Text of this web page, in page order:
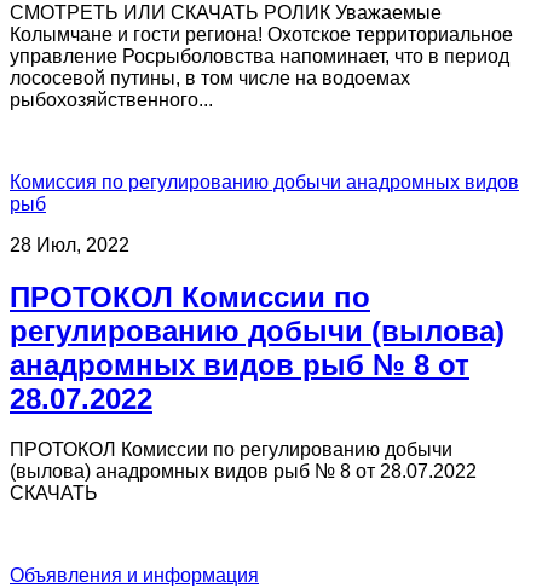
СМОТРЕТЬ ИЛИ СКАЧАТЬ РОЛИК Уважаемые
Колымчане и гости региона! Охотское территориальное
управление Росрыболовства напоминает, что в период
лососевой путины, в том числе на водоемах
рыбохозяйственного...
Комиссия по регулированию добычи анадромных видов
рыб
28 Июл, 2022
ПРОТОКОЛ Комиссии по
регулированию добычи (вылова)
анадромных видов рыб № 8 от
28.07.2022
ПРОТОКОЛ Комиссии по регулированию добычи
(вылова) анадромных видов рыб № 8 от 28.07.2022
СКАЧАТЬ
Объявления и информация